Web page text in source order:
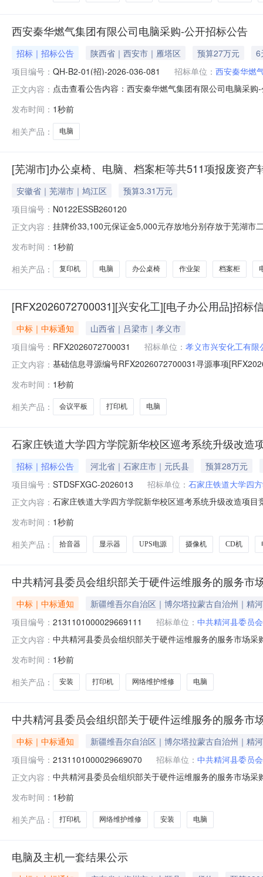
西安秦华燃气集团有限公司电脑采购-公开招标公告
招标｜招标公告 陕西省｜西安市｜雁塔区 预算27万元
6
项目编号： QH-B2-01(招)-2026-036-081 招标单位： 西安秦华燃
正文内容： 点击查看公告内容：西安秦华燃气集团有限公司电脑采购
发布时间： 1秒前
相关产品：
电脑
[芜湖市]办公桌椅、电脑、档案柜等共511项报废资产
安徽省｜芜湖市｜鸠江区
预算3.31万元
项目编号： N0122ESSB260120
正文内容： 挂牌价33,100元保证金5,000元存放地分别存放于芜湖市
07挂牌截止日期2026-08-20挂牌期满，如未征集到意向
期
发布时间： 1秒前
相关产品：
复印机 电脑 办公桌椅 作业架 档案柜
[RFX2026072700031][兴安化工][电子办公用品]招标
中标｜中标通知
山西省｜吕梁市｜孝义市
项目编号： RFX2026072700031 招标单位： 孝义市兴安化工有限
正文内容： 基础信息寻源编号RFX2026072700031寻源事项
单位供应商编码供应商名称中标数量中标金额中标比例
发布时间： 1秒前
相关产品：
会议平板 打印机 电脑
石家庄铁道大学四方学院新华校区巡考系统升级改造
招标｜招标公告 河北省｜石家庄市｜元氏县
预算28万元
项目编号： STDSFXGC-2026013 招标单位： 石家庄铁道大学四
正文内容： 石家庄铁道大学四方学院新华校区巡考系统升级改造项
目基本情况项目编号：STDSFXGC-2026013项目名称
发布时间： 1秒前
相关产品：
拾音器 显示器 UPS电源 摄像机 CD机
中共精河县委员会组织部关于硬件运维服务的服务市
中标｜中标通知
新疆维吾尔自治区｜博尔塔拉蒙古自治州｜精
项目编号： 2131101000029669111 招标单位： 中共精河县委员
正文内容： 中共精河县委员会组织部关于硬件运维服务的服务市场
行政区划编码:652722项目所在行政区划名称:新疆维吾
发布时间： 1秒前
相关产品：
安装 打印机 网络维护维修 电脑
中共精河县委员会组织部关于硬件运维服务的服务市
中标｜中标通知
新疆维吾尔自治区｜博尔塔拉蒙古自治州｜精
项目编号： 2131101000029669070 招标单位： 中共精河县委员
正文内容： 中共精河县委员会组织部关于硬件运维服务的服务市场
行政区划编码:652722项目所在行政区划名称:新疆维吾
发布时间： 1秒前
相关产品：
打印机 网络维护维修 安装 电脑
电脑及主机一套结果公示